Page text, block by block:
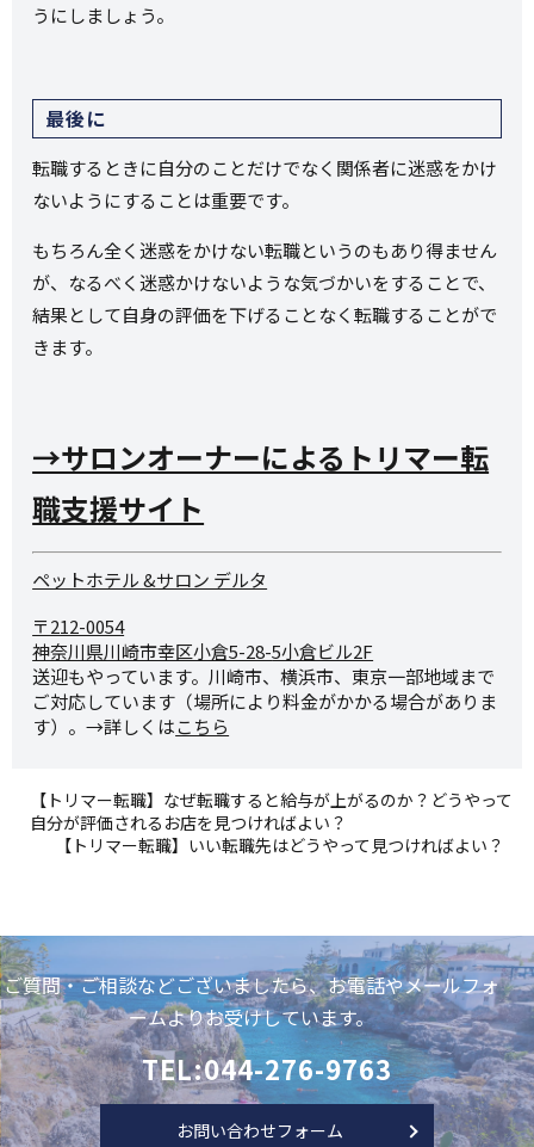
うにしましょう。
最後に
転職するときに自分のことだけでなく関係者に迷惑をかけ
ないようにすることは重要です。
もちろん全く迷惑をかけない転職というのもあり得ません
が、なるべく迷惑かけないような気づかいをすることで、
結果として自身の評価を下げることなく転職することがで
きます。
→サロンオーナーによるトリマー転
職支援サイト
ペットホテル &サロン デルタ
〒212-0054
神奈川県川崎市幸区小倉5-28-5小倉ビル2F
送迎もやっています。川崎市、横浜市、東京一部地域まで
ご対応しています（場所により料金がかかる場合がありま
す）。→詳しくはこちら
【トリマー転職】なぜ転職すると給与が上がるのか？どうやって
自分が評価されるお店を見つければよい？
【トリマー転職】いい転職先はどうやって見つければよい？
ご質問・ご相談などございましたら、お電話やメールフォ
ームよりお受けしています。
TEL:044-276-9763
お問い合わせフォーム